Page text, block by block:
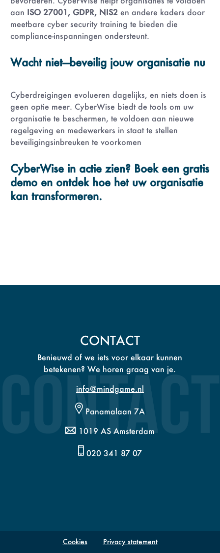
aan ISO 27001, GDPR, NIS2 en andere kaders door
meetbare cyber security training te bieden die
compliance-inspanningen ondersteunt.
Wacht niet—beveilig jouw organisatie nu
Cyberdreigingen evolueren dagelijks, en niets doen is
geen optie meer. CyberWise biedt de tools om uw
organisatie te beschermen, te voldoen aan nieuwe
regelgeving en medewerkers in staat te stellen
beveiligingsinbreuken te voorkomen
CyberWise in actie zien? Boek een gratis
demo en ontdek hoe het uw organisatie
kan transformeren.
CONTACT
Benieuwd of we iets voor elkaar kunnen
betekenen? We horen graag van je.
info@mindgame.nl
Panamalaan 7A
1019 AS Amsterdam
020 341 87 07
Cookies Privacy statement